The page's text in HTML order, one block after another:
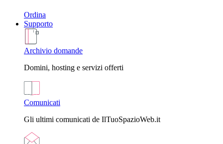
Ordina
Supporto
Archivio domande
Domini, hosting e servizi offerti
Comunicati
Gli ultimi comunicati de IlTuoSpazioWeb.it